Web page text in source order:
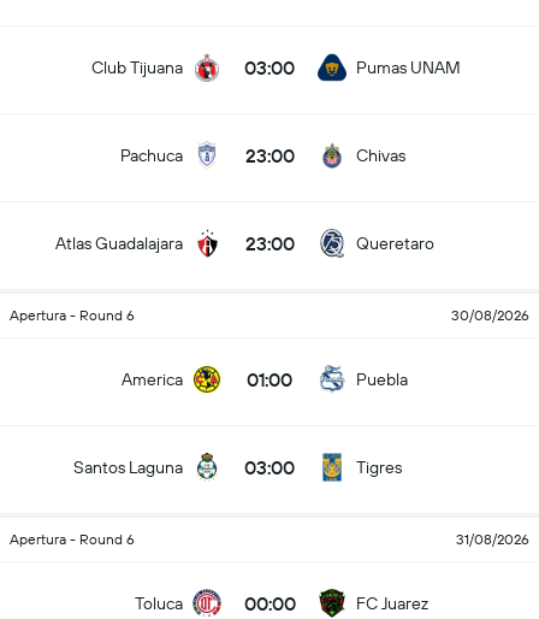
Club Tijuana 03:00 Pumas UNAM
Pachuca 23:00 Chivas
Atlas Guadalajara 23:00 Queretaro
Apertura - Round 6 30/08/2026
America 01:00 Puebla
Santos Laguna 03:00 Tigres
Apertura - Round 6 31/08/2026
Toluca 00:00 FC Juarez